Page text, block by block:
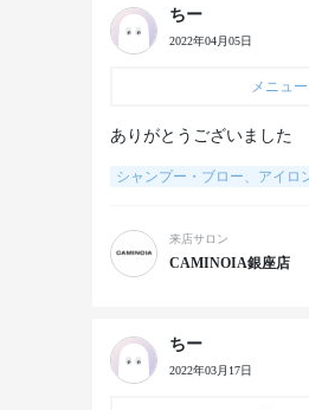
ちー
2022年04月05日
メニュー
ありがとうございました
シャンプー・ブロー、アイロ
来店サロン
CAMINOIA銀座店
ちー
2022年03月17日